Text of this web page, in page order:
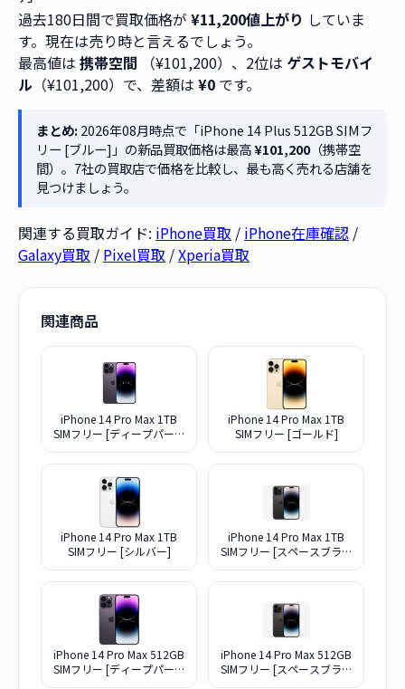
過去180日間で買取価格が ¥11,200値上がり していま
す。現在は売り時と言えるでしょう。
最高値は 携帯空間 （¥101,200）、2位は ゲストモバイ
ル （¥101,200）で、差額は ¥0 です。
まとめ:2026年08月時点で「iPhone 14 Plus 512GB SIMフ
リー [ブルー]」の新品買取価格は最高¥101,200（携帯空
間）。7社の買取店で価格を比較し、最も高く売れる店舗を
見つけましょう。
関連する買取ガイド: iPhone買取 / iPhone在庫確認 /
Galaxy買取 / Pixel買取 /Xperia買取
関連商品
iPhone 14 Pro Max 1TB
SIMフリー [ディープパープ
iPhone 14 Pro Max 1TB
SIMフリー [ゴールド]
iPhone 14 Pro Max 1TB
SIMフリー [シルバー]
iPhone 14 Pro Max 1TB
SIMフリー [スペースブラッ
iPhone 14 Pro Max 512GB
SIMフリー [ディープパープ
iPhone 14 Pro Max 512GB
SIMフリー [スペースブラッ